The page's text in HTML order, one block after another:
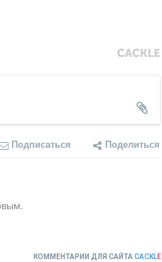
Подписаться Поделиться
КОММЕНТАРИИ ДЛЯ САЙТАCACKLE